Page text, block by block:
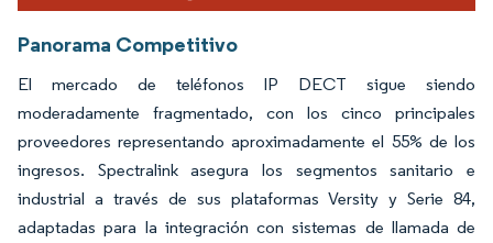
Panorama Competitivo
El mercado de teléfonos IP DECT sigue siendo
moderadamente fragmentado, con los cinco principales
proveedores representando aproximadamente el 55% de los
ingresos. Spectralink asegura los segmentos sanitario e
industrial a través de sus plataformas Versity y Serie 84,
adaptadas para la integración con sistemas de llamada de